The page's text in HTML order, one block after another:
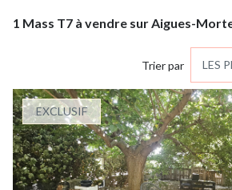
1 Mass T7 à vendre sur Aigues-
Trier par LES
EXCLUSIF